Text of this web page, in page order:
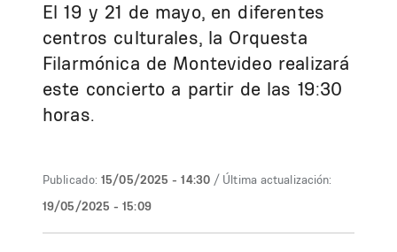
El 19 y 21 de mayo, en diferentes
centros culturales, la Orquesta
Filarmónica de Montevideo realizará
este concierto a partir de las 19:30
horas.
Publicado: 15/05/2025 - 14:30 / Última actualización:
19/05/2025 - 15:09